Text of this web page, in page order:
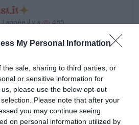
My Personal Information
the sale, sharing to third parties, or
or sensitive information for
please use the below opt-out
Please note that after your
you may continue seeing
on personal information utilized by
1 année il y a 485
1 année il y a 505